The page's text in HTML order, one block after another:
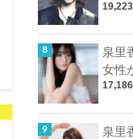
泉里
女性
泉里